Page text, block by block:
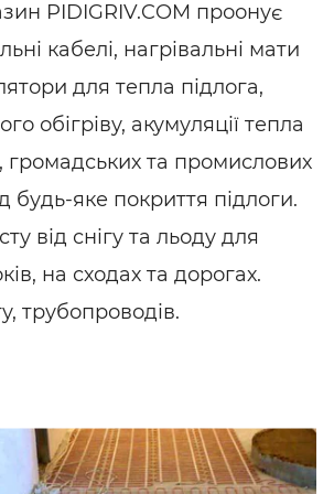
PIDIGRIV.COM проонує
кабелі, нагрівальні мати
для тепла підлога,
обігріву, акумуляції тепла
громадських та промислових
будь-яке покриття підлоги.
від снігу та льоду для
на сходах та дорогах.
трубопроводів.